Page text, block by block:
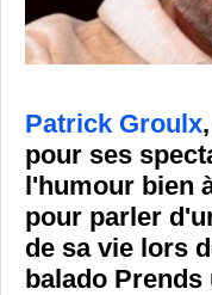
Patrick Groulx
pour ses
l'humour bien
pour parler
de sa vie lors
balado Prends